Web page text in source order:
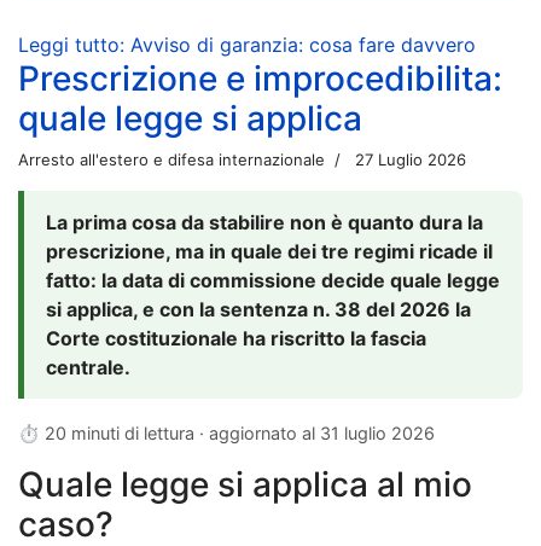
Leggi tutto: Avviso di garanzia: cosa fare davvero
Prescrizione e improcedibilita:
quale legge si applica
Arresto all'estero e difesa internazionale 27 Luglio 2026
La prima cosa da stabilire non è quanto dura la
prescrizione, ma in quale dei tre regimi ricade il
fatto: la data di commissione decide quale legge
si applica, e con la sentenza n. 38 del 2026 la
Corte costituzionale ha riscritto la fascia
centrale.
⏱ 20 minuti di lettura · aggiornato al 31 luglio 2026
Quale legge si applica al mio
caso?